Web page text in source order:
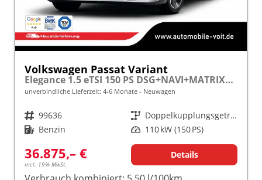
Volkswagen Passat Variant
Elegance 1.5 eTSI 150 PS DSG+NAVI+MATRIX+MASSAGE+ACC+KAMERA frei konfigurierbar!
unverbindliche Lieferzeit: 4-6 Monate Neuwagen
Fahrzeugnr. 99636 Getriebe
Doppelkupplungsgetriebe (DSG)
Kraftstoff Benzin Leistung 110 kW (150 PS)
36.875,– €
incl. 19% MwSt.
Details